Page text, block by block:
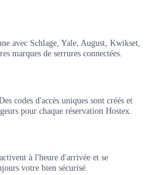
avec Schlage, Yale, August, Kwikset,
marques de serrures connectées.
codes d'accès uniques sont créés et
pour chaque réservation Hostex.
à l'heure d'arrivée et se
votre bien sécurisé.